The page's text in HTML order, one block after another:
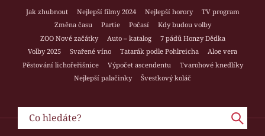
Jak zhubnout Nejlepší filmy 2024 Nejlepší horory
TV program
Změna času
Partie Počasí
Kdy budou volby
ZOO Nové začátky
Auto – katalog
7 pádů Honzy Dědka
Volby 2025
Svařené víno Tatarák podle Pohlreicha
Aloe vera
Pěstování lichořeřišnice
Výpočet ascendentu
Tvarohové knedlíky
Nejlepší palačinky
Švestkový koláč